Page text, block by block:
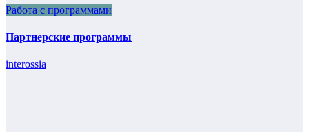
Работа с программами
Партнерские программы
interossia